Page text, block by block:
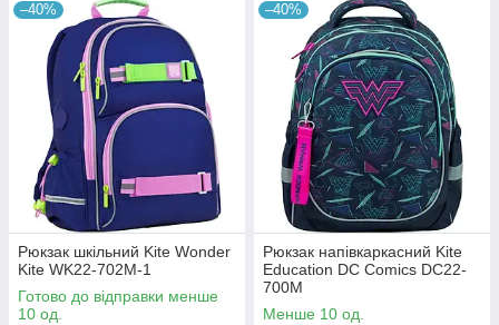
–40%
Рюкзак шкільний Kite Wonder
Kite WK22-702M-1
Готово до відправки менше
10 од.
–40%
Рюкзак напівкаркасний Kite
Education DC Comics DC22-
700M
Менше 10 од.